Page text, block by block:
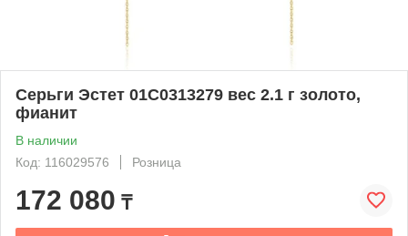
Серьги Эстет 01С0313279 вес 2.1 г золото,
фианит
В наличии
Код: 116029576
Розница
172 080 ₸